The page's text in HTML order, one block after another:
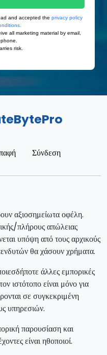
Σύνδεση
αξιοσημείωτα οφέλη.
πλήρους απώλειας
υπόψη από τους αρχικούς
θα χάσουν χρήματα.
άλλες εμπορικές
ιστότοπο είναι μόνο για
σε συγκεκριμένη
υπηρεσιών.
παρουσίαση και
είναι ηθοποιοί.